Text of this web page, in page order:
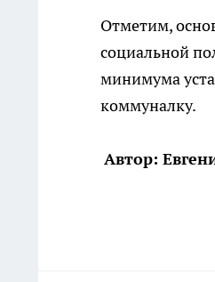
Отметим,
социальной
минимума
коммуналку.
Автор: